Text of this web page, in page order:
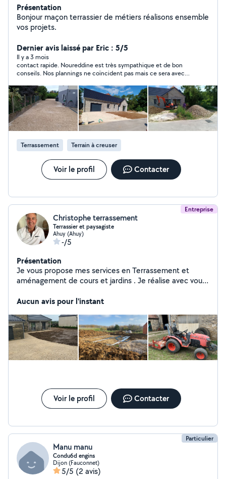
Présentation
Bonjour maçon terrassier de métiers réalisons ensemble
vos projets.
Dernier avis laissé par Eric : 5/5
Il y a 3 mois
contact rapide. Noureddine est très sympathique et de bon
conseils. Nos plannings ne coïncident pas mais ce sera avec
Terrassement Terrain à creuser
Voir le profil Contacter
Entreprise
Christophe terrassement
Terrassier et paysagiste
Ahuy (Ahuy)
-/5
Présentation
Je vous propose mes services en Terrassement et
aménagement de cours et jardins . Je réalise avec vous
N'hésitez pas à me contacter pour de plus amples
Aucun avis pour l'instant
Voir le profil Contacter
Particulier
Manu manu
Condu6d engins
Dijon (Fauconnet)
5/5 (2 avis)